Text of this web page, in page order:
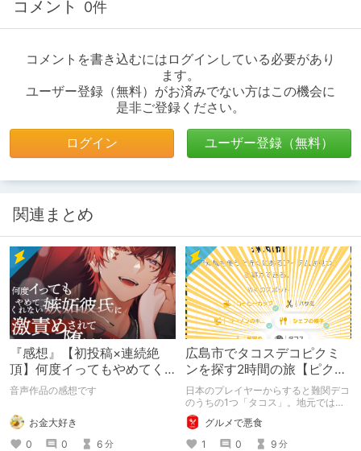
コメント 0件
コメントを書き込むにはログインしている必要があり
ます。
ユーザー登録（無料）がお済みでない方はこの機会に
是非ご登録ください。
ログイン ユーザー登録（無料）
関連まとめ
『感想』【初投稿×連続絶
頂】何度イってもやめてく
れない嫉妬彼氏に激責めさ
音声作品の感想です
お金大好き
0
0 6 分
広島市でタコスデコピクミ
ンを探す2時間の旅【ピクミ
ンブルーム / Pikmin
Bloom】
日本のプレイヤーからすると難関デコ
のうちの1つ「タコス」。地元では見
つけられなかった男が広島で探す旅を
お送りします。ねくすと5月のテーマ
「お出かけの記録」。
グルメで悪食
1
0 9 分